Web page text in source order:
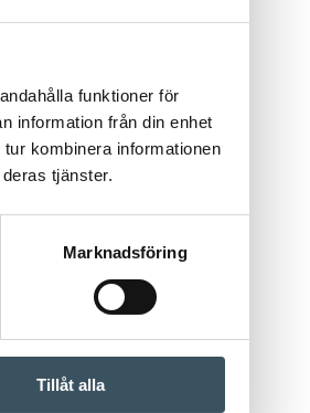
funktioner för
information från din enhet
kombinera informationen
tjänster.
Marknadsföring
Tillåt alla